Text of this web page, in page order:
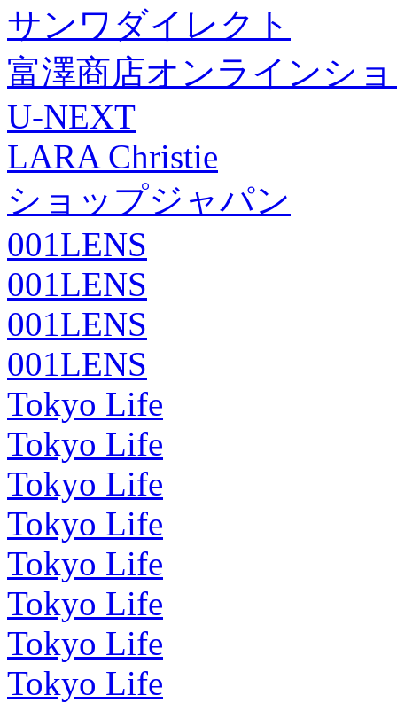
サンワダイレクト
富澤商店オンラインシ
U-NEXT
LARA Christie
ショップジャパン
001LENS
001LENS
001LENS
001LENS
Tokyo Life
Tokyo Life
Tokyo Life
Tokyo Life
Tokyo Life
Tokyo Life
Tokyo Life
Tokyo Life